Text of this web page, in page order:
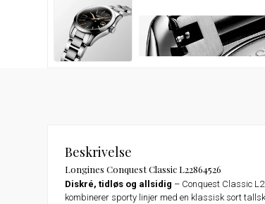
Beskrivelse
Longines Conquest Classic L22864526
Diskré, tidløs og allsidig – Conquest Classic
kombinerer sporty linjer med en klassisk sort